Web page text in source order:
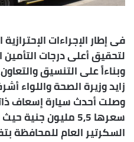
فى إطار الإجراءات
لتحقيق أعلى درجات
وبناءاً على التنسيق
زايد وزيرة الصحة واللواء
وصلت أحدث سيارة إسعاف
سعرها 5,5 مليون
السكرتير العام للمحافظة